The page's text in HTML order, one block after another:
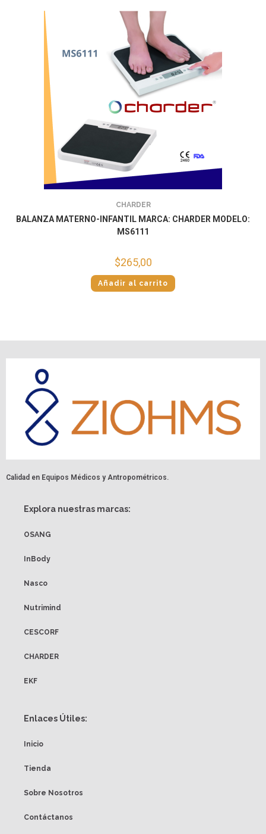
CHARDER
BALANZA MATERNO-INFANTIL MARCA: CHARDER MODELO:
MS6111
$265,00
Añadir al carrito
Calidad en Equipos Médicos y Antropométricos.
Explora nuestras marcas:
OSANG
InBody
Nasco
Nutrimind
CESCORF
CHARDER
EKF
Enlaces Útiles:
Inicio
Tienda
Sobre Nosotros
Contáctanos